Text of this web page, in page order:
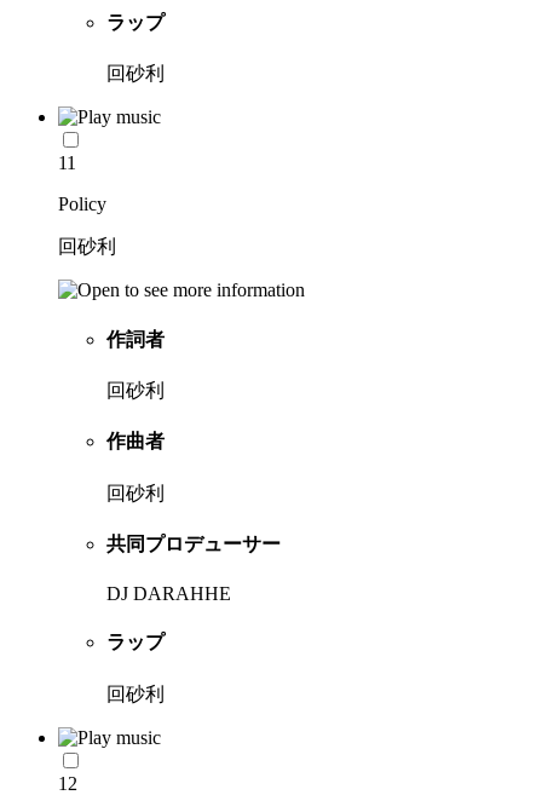
ラップ
回砂利
11
Policy
回砂利
作詞者
回砂利
作曲者
回砂利
共同プロデューサー
DJ DARAHHE
ラップ
回砂利
12